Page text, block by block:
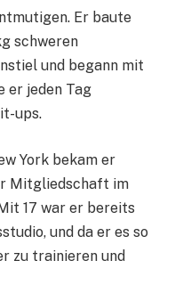
Er baute
schweren
und begann mit
er jeden Tag
ups.
York bekam er
Mitgliedschaft im
17 war er bereits
und da er es so
zu trainieren und